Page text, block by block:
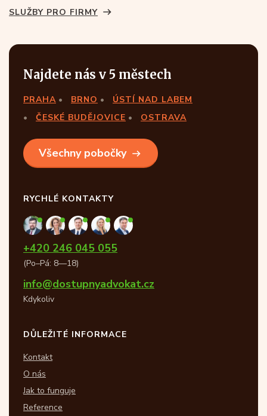
SLUŽBY PRO FIRMY
Najdete nás v 5 městech
PRAHA BRNO
ÚSTÍ NAD LABEM
ČESKÉ BUDĚJOVICE
OSTRAVA
Všechny pobočky
RYCHLÉ KONTAKTY
+420 246 045 055
(Po–Pá: 8—18)
info@dostupnyadvokat.cz
Kdykoliv
DŮLEŽITÉ INFORMACE
Kontakt
O nás
Jak to funguje
Reference